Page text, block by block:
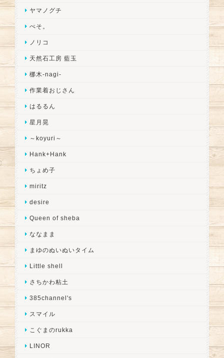
ヤマノグチ
ぺそ。
ノリコ
天然石工房 藍玉
梛木-nagi-
作業着おじさん
はるるん
星月晃
～koyuri～
Hank+Hank
ちょめ子
miritz
desire
Queen of sheba
ななまま
まゆのぬいぬいタイム
Little shell
さちかわ粘土
385channel's
スマイル
こぐまのrukka
LINOR